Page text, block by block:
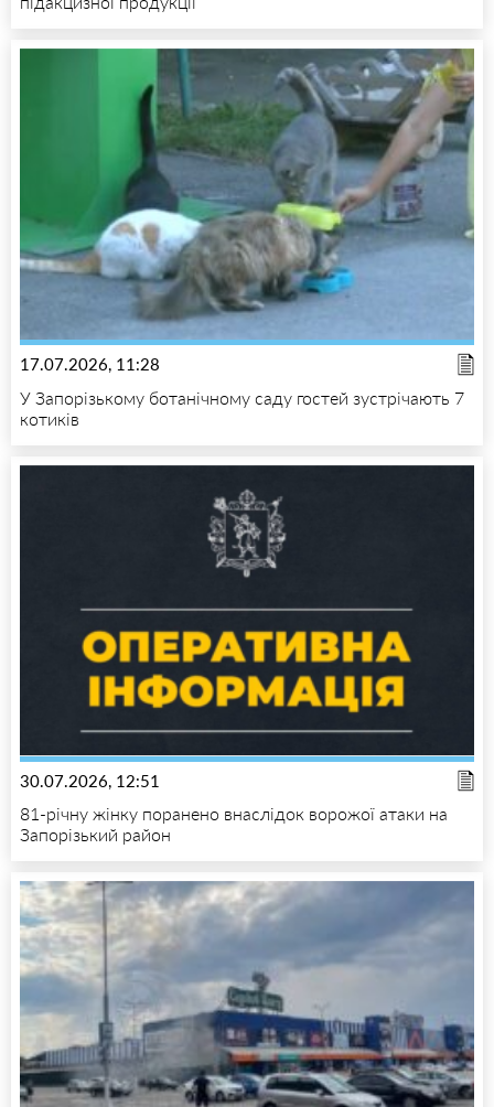
17.07.2026, 11:28
У Запорізькому ботанічному саду гостей зустрічають 7
котиків
30.07.2026, 12:51
81-річну жінку поранено внаслідок ворожої атаки на
Запорізький район